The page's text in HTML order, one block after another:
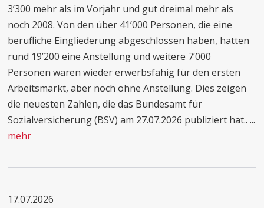
3’300 mehr als im Vorjahr und gut dreimal mehr als
noch 2008. Von den über 41’000 Personen, die eine
berufliche Eingliederung abgeschlossen haben, hatten
rund 19’200 eine Anstellung und weitere 7’000
Personen waren wieder erwerbsfähig für den ersten
Arbeitsmarkt, aber noch ohne Anstellung. Dies zeigen
die neuesten Zahlen, die das Bundesamt für
Sozialversicherung (BSV) am 27.07.2026 publiziert hat.. ...
mehr
17.07.2026